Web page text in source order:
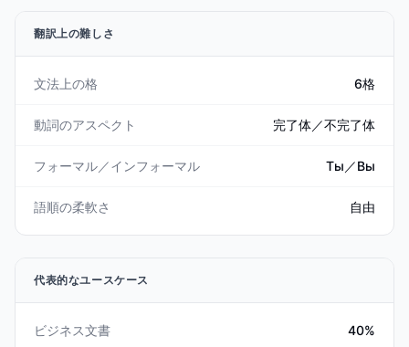
翻訳上の難しさ
文法上の格 6格
動詞のアスペクト 完了体／不完了体
フォーマル／インフォーマル Ты／Вы
語順の柔軟さ 自由
代表的なユースケース
ビジネス文書 40%